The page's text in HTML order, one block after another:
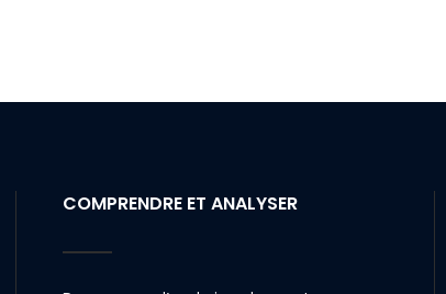
COMPRENDRE ET ANALYSER